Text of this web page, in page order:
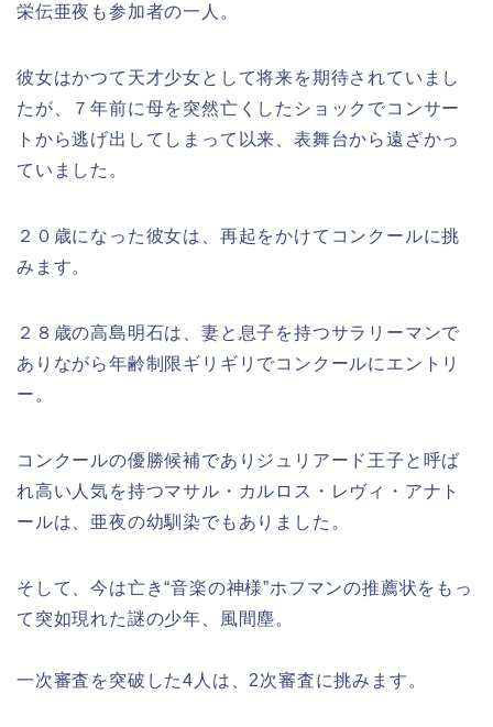
栄伝亜夜も参加者の一人。
彼女はかつて天才少女として将来を期待されていまし
たが、７年前に母を突然亡くしたショックでコンサー
トから逃げ出してしまって以来、表舞台から遠ざかっ
ていました。
２０歳になった彼女は、再起をかけてコンクールに挑
みます。
２８歳の高島明石は、妻と息子を持つサラリーマンで
ありながら年齢制限ギリギリでコンクールにエントリ
ー。
コンクールの優勝候補でありジュリアード王子と呼ば
れ高い人気を持つマサル・カルロス・レヴィ・アナト
ールは、亜夜の幼馴染でもありました。
そして、今は亡き“音楽の神様”ホフマンの推薦状をもっ
て突如現れた謎の少年、風間塵。
一次審査を突破した4人は、2次審査に挑みます。